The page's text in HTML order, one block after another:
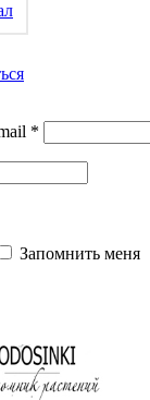
*
Запомнить меня